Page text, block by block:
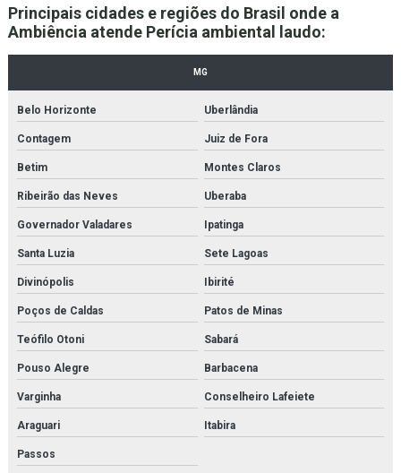
Empresa de laudo ambiental bh
Empresa de laudo ambiental mg
Empresa de licenciamento ambiental bh
Empresas de consultoria ambiental
Empresas de consultoria meio ambiente
Empresas de licenciamento ambiental
Empresas que fazem licenciamento ambiental
Empresas que trabalham com gestão ambiental
Empresas sistema de gestão ambiental
Estudos ambientais
Estudos ambientais bh
Estudos ambientais em belo horizonte
Estudos ambientais em minas gerais
Principais cidades e regiões do Brasil onde a
Ambiência atende Perícia ambiental laudo:
MG
Belo Horizonte Uberlândia
Contagem Juiz de Fora
Betim Montes Claros
Ribeirão das Neves Uberaba
Governador Valadares Ipatinga
Santa Luzia Sete Lagoas
Divinópolis Ibirité
Poços de Caldas Patos de Minas
Teófilo Otoni Sabará
Pouso Alegre Barbacena
Varginha Conselheiro Lafeiete
Araguari Itabira
Passos